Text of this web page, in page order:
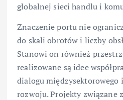
globalnej sieci handlu i
Znaczenie portu nie
do skali obrotów i liczby
Stanowi on również
realizowane są idee
dialogu międzysektorowego
rozwoju. Projekty związane